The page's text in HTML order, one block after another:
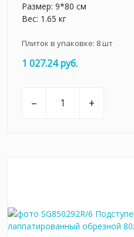
Размер: 9*80 см
Вес: 1.65 кг
Плиток в упаковке: 8шт
1 027.24 руб.
– +